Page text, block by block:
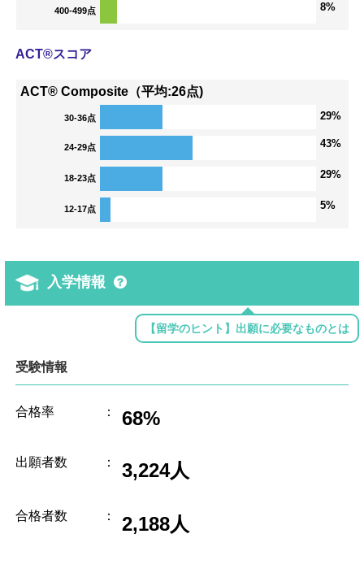
400-499点 8%
ACT®スコア
ACT® Composite（平均:26点)
30-36点 29%
24-29点 43%
18-23点 29%
12-17点 5%
入学情報
【留学のヒント】出願に必要なものとは
受験情報
合格率 ： 68%
出願者数 ： 3,224人
合格者数 ： 2,188人